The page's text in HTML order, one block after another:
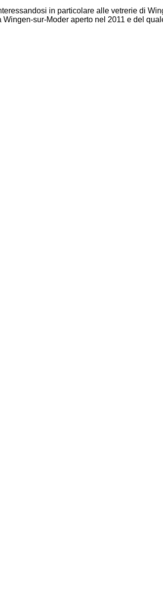
in particolare alle vetrerie di
sur-Moder aperto nel 2011 e del